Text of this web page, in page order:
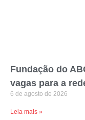
Fundação do
vagas para a
6 de agosto de 2026
Leia mais »